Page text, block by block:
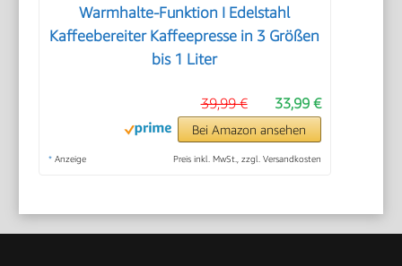
Warmhalte-Funktion I Edelstahl
Kaffeebereiter Kaffeepresse in 3 Größen
bis 1 Liter
33,99 €
39,99 €
Bei Amazon ansehen
* Anzeige Preis inkl. MwSt., zzgl. Versandkosten